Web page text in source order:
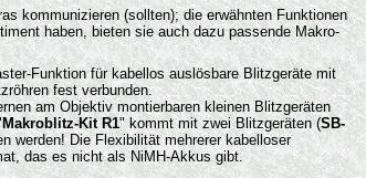
kommunizieren (sollten); die erwähnten Funktionen
haben, bieten sie auch dazu passende Makro-
Funktion für kabellos auslösbare Blitzgeräte mit
fest verbunden.
am Objektiv montierbaren kleinen Blitzgeräten
Makroblitz-Kit R1" kommt mit zwei Blitzgeräten (SB-
werden! Die Flexibilität mehrerer kabelloser
das es nicht als NiMH-Akkus gibt.